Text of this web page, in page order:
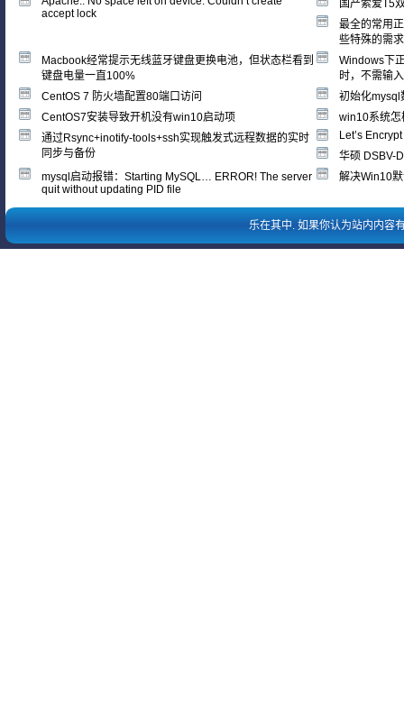
accept lock
国产索爱T5
最全的常用
些特殊的需
Macbook经常提示无线蓝牙键盘更换电池，但状态栏看到
键盘电量一直100%
Windows下
时，不需输
CentOS 7 防火墙配置80端口访问
初始化mysql
CentOS7安装导致开机没有win10启动项
win10系统怎
通过Rsync+inotify-tools+ssh实现触发式远程数据的实时
同步与备份
Let’s
华硕 DSBV-
mysql启动报错：Starting MySQL… ERROR! The server
quit without updating PID file
解决Win10
乐在其中. 如果你认为站内内容